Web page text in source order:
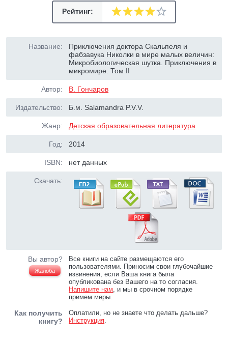
Рейтинг:
Название:
Приключения доктора Скальпеля и
фабзавука Николки в мире малых величин:
Микробиологическая шутка. Приключения в
микромире. Том II
Автор: В. Гончаров
Издательство: Б.м. Salamandra P.V.V.
Жанр: Детская образовательная литература
Год: 2014
ISBN: нет данных
Скачать:
Вы автор?
Жалоба
Все книги на сайте размещаются его
пользователями. Приносим свои глубочайшие
извинения, если Ваша книга была
опубликована без Вашего на то согласия.
Напишите нам, и мы в срочном порядке
примем меры.
Как получить
книгу?
Оплатили, но не знаете что делать дальше?
Инструкция.